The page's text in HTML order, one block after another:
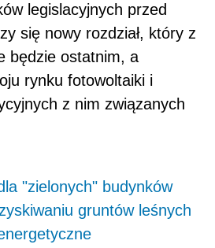
legislacyjnych przed
się nowy rozdział, który z
będzie ostatnim, a
rynku fotowoltaiki i
z nim związanych
"zielonych" budynków
gruntów leśnych